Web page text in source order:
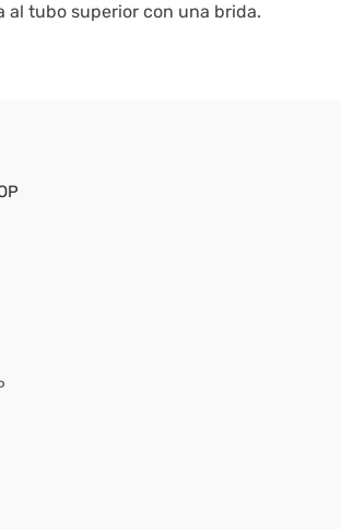
al tubo superior con una brida.